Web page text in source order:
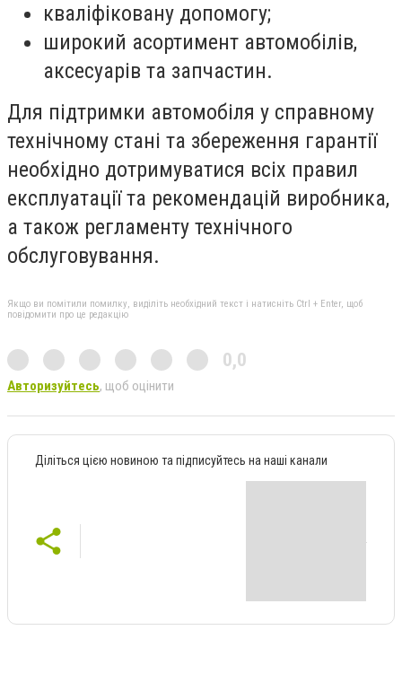
кваліфіковану допомогу;
широкий асортимент автомобілів,
аксесуарів та запчастин.
Для підтримки автомобіля у справному
технічному стані та збереження гарантії
необхідно дотримуватися всіх правил
експлуатації та рекомендацій виробника,
а також регламенту технічного
обслуговування.
Якщо ви помітили помилку, виділіть необхідний текст і натисніть Ctrl + Enter, щоб
повідомити про це редакцію
0,0
Авторизуйтесь, щоб оцінити
Діліться цією новиною та підписуйтесь на наші канали